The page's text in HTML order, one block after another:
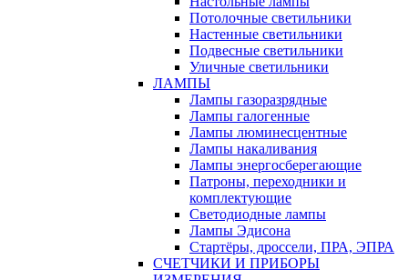
Потолочные светильники
Настенные светильники
Подвесные светильники
Уличные светильники
ЛАМПЫ
Лампы газоразрядные
Лампы галогенные
Лампы люминесцентные
Лампы накаливания
Лампы энергосберегающие
Патроны, переходники и
комплектующие
Светодиодные лампы
Лампы Эдисона
Стартёры, дроссели, ПРА, ЭПРА
СЧЕТЧИКИ И ПРИБОРЫ